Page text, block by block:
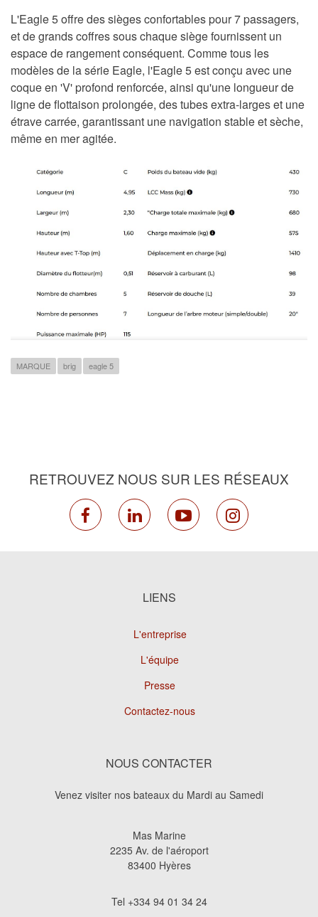
L'Eagle 5 offre des sièges confortables pour 7 passagers,
et de grands coffres sous chaque siège fournissent un
espace de rangement conséquent. Comme tous les
modèles de la série Eagle, l'Eagle 5 est conçu avec une
coque en 'V' profond renforcée, ainsi qu'une longueur de
ligne de flottaison prolongée, des tubes extra-larges et une
étrave carrée, garantissant une navigation stable et sèche,
même en mer agitée.
MARQUE brig eagle 5
RETROUVEZ NOUS SUR LES RÉSEAUX
facebooklinkedinyoutubeinstagram
LIENS
L'entreprise
L'équipe
Presse
Contactez-nous
NOUS CONTACTER
Venez visiter nos bateaux du Mardi au Samedi
Mas Marine
2235 Av. de l'aéroport
83400 Hyères
Tel +334 94 01 34 24